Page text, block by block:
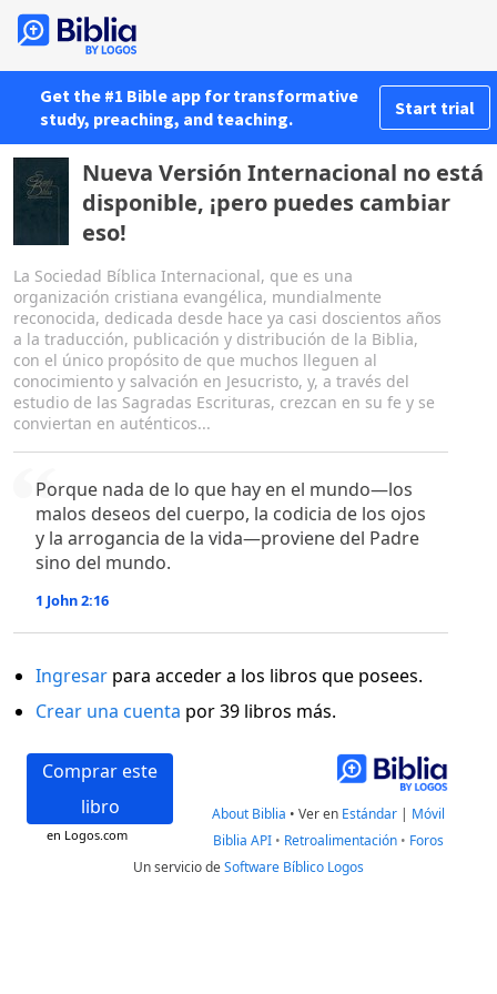
Get the #1 Bible app for transformative
study, preaching, and teaching.
Start trial
Nueva Versión Internacional no está
disponible, ¡pero puedes cambiar
eso!
La Sociedad Bíblica Internacional, que es una
organización cristiana evangélica, mundialmente
reconocida, dedicada desde hace ya casi doscientos años
a la traducción, publicación y distribución de la Biblia,
con el único propósito de que muchos lleguen al
conocimiento y salvación en Jesucristo, y, a través del
estudio de las Sagradas Escrituras, crezcan en su fe y se
conviertan en auténticos...
Porque nada de lo que hay en el mundo—los
malos deseos del cuerpo, la codicia de los ojos
y la arrogancia de la vida—proviene del Padre
sino del mundo.
1 John 2:16
Ingresar para acceder a los libros que posees.
Crear una cuenta por 39 libros más.
Comprar este
libro
en Logos.com
About Biblia • Ver en Estándar | Móvil
Biblia API • Retroalimentación • Foros
Un servicio deSoftware Bíblico Logos